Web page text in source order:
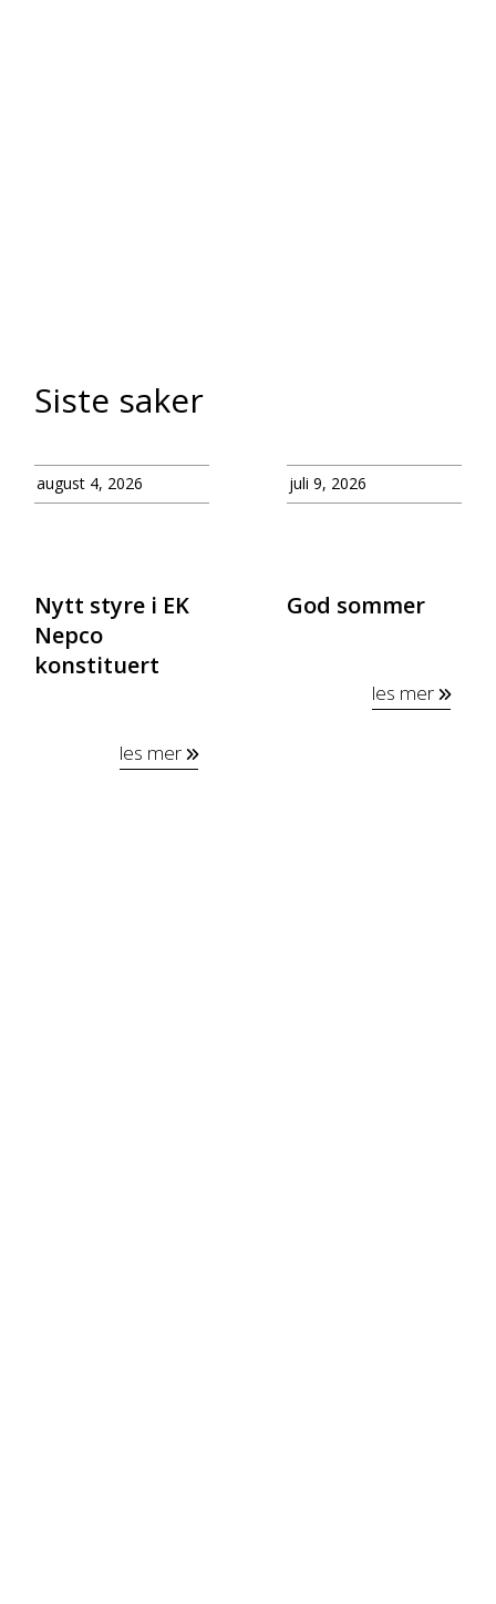
Siste saker
august 4, 2026
Nytt styre i EK
Nepco
konstituert
les mer
juli 9, 2026
God sommer
les mer